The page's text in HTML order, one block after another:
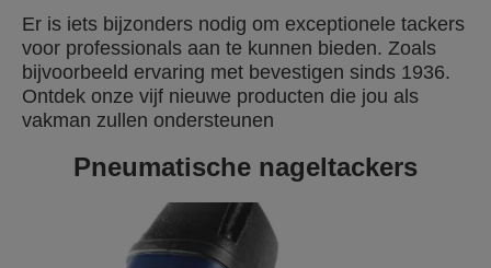
Er is iets bijzonders nodig om exceptionele tackers
voor professionals aan te kunnen bieden. Zoals
bijvoorbeeld ervaring met bevestigen sinds 1936.
Ontdek onze vijf nieuwe producten die jou als
vakman zullen ondersteunen
Pneumatische nageltackers